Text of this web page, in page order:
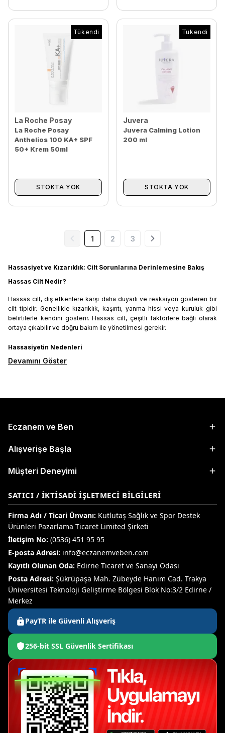
Tükendi
La Roche Posay
La Roche Posay
Anthelios 100 KA+ SPF
50+ Krem 50ml
STOKTA YOK
Tükendi
Juvera
Juvera Calming Lotion
200 ml
STOKTA YOK
1 2 3
Hassasiyet ve Kızarıklık: Cilt Sorunlarına Derinlemesine Bakış
Hassas Cilt Nedir?
Hassas cilt, dış etkenlere karşı daha duyarlı ve reaksiyon gösteren bir
cilt tipidir. Genellikle kızarıklık, kaşıntı, yanma hissi veya kuruluk gibi
belirtilerle kendini gösterir. Hassas cilt, çeşitli faktörlere bağlı olarak
ortaya çıkabilir ve doğru bakım ile yönetilmesi gerekir.
Hassasiyetin Nedenleri
Devamını Göster
Eczanem ve Ben
Alışverişe Başla
Müşteri Deneyimi
SATICI / İKTISADI İŞLETMECI BILGILERI
Firma Adı / Ticari Ünvanı: Kutlutaş Sağlık ve Spor Destek
Ürünleri Pazarlama Ticaret Limited Şirketi
İletişim No: (0536) 451 95 95
E-posta Adresi: info@eczanemveben.com
Kayıtlı Olunan Oda: Edirne Ticaret ve Sanayi Odası
Posta Adresi: Şükrüpaşa Mah. Zübeyde Hanım Cad. Trakya
Üniversitesi Teknoloji Geliştirme Bölgesi Blok No:3/2 Edirne /
Merkez
PayTR ile Güvenli Alışveriş
256-bit SSL Güvenlik Sertifikası